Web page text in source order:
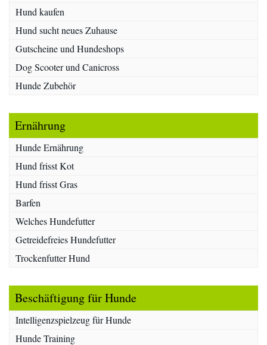
Hund kaufen
Hund sucht neues Zuhause
Gutscheine und Hundeshops
Dog Scooter und Canicross
Hunde Zubehör
Ernährung
Hunde Ernährung
Hund frisst Kot
Hund frisst Gras
Barfen
Welches Hundefutter
Getreidefreies Hundefutter
Trockenfutter Hund
Beschäftigung für Hunde
Intelligenzspielzeug für Hunde
Hunde Training